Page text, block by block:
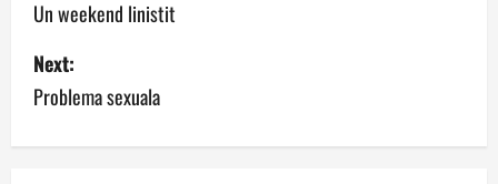
o
s
t
n
Un weekend linistit
Next:
Problema sexuala